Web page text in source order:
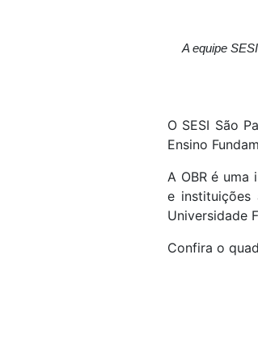
A equipe
O SESI São
Ensino
A OBR é
e instituições
Universidade
Confira o